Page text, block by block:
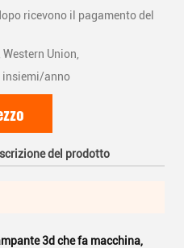
ricevono il pagamento del
Union,
insiemi/anno
del prodotto
3d che fa macchina,